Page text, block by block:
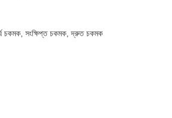
চকমক, সংক্ষিপ্ত চকমক, দ্রুত চকমক